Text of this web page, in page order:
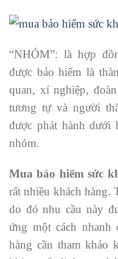
“NHÓM”: là hợp
được bảo hiểm là
quan, xí nghiệp,
tương tự và người
được phát hành dưới
nhóm.
Mua bảo hiểm sức
rất nhiều khách hàng.
do đó nhu cầu này
ứng một cách nhanh
hàng cần tham khảo